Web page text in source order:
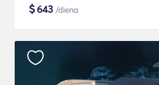
$643 /diena